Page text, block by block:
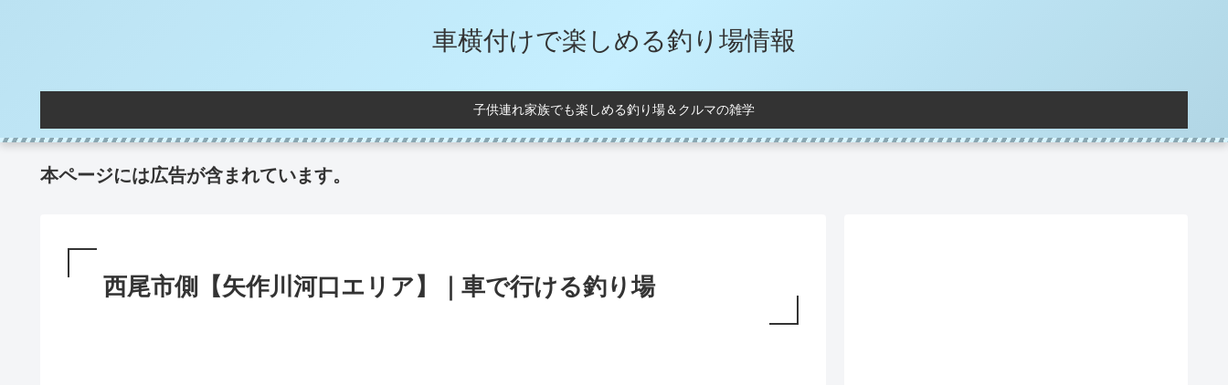
車横付けで楽しめる釣り場情報
子供連れ家族でも楽しめる釣り場＆クルマの雑学
本ページには広告が含まれています。
西尾市側【矢作川河口エリア】｜車で行ける釣り場